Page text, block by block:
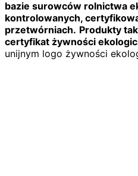
bazie surowców rolnictwa
kontrolowanych,
przetwórniach. Produkty
certyfikat żywności
unijnym logo żywności